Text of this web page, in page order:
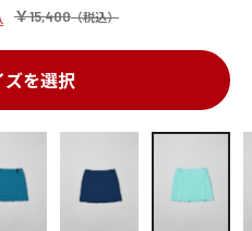
￥15,400
ズを選択